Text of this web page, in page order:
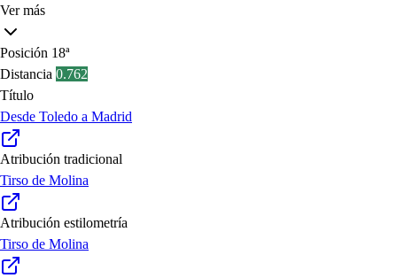
Ver más
Posición 18ª
Distancia 0.762
Título
Desde Toledo a Madrid
Atribución tradicional
Tirso de Molina
Atribución estilometría
Tirso de Molina